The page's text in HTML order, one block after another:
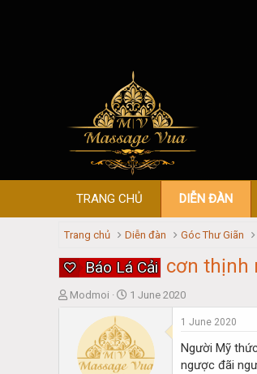
TRANG CHỦ DIỄN ĐÀN
Trang chủ Diễn đàn Góc Thư Giãn
Báo Lá Cải cơn thịnh
T
Modmoi
S
a
r
t
d
1 June 2020
1 June 2020
Người Mỹ
ngược đãi